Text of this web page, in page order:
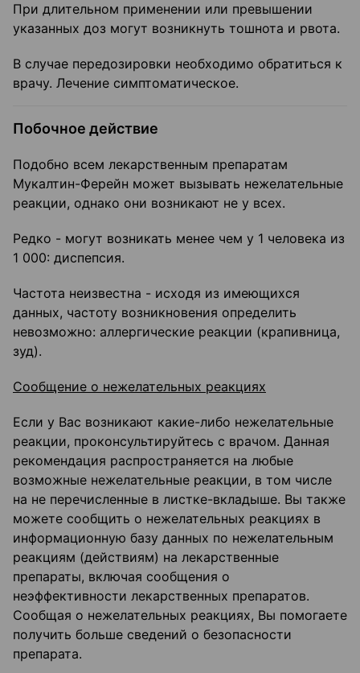
При длительном применении или превышении
указанных доз могут возникнуть тошнота и рвота.
В случае передозировки необходимо обратиться к
врачу. Лечение симптоматическое.
Побочное действие
Подобно всем лекарственным препаратам
Мукалтин-Ферейн может вызывать нежелательные
реакции, однако они возникают не у всех.
Редко - могут возникать менее чем у 1 человека из
1 000: диспепсия.
Частота неизвестна - исходя из имеющихся
данных, частоту возникновения определить
невозможно: аллергические реакции (крапивница,
зуд).
Сообщение о нежелательных реакциях
Если у Вас возникают какие-либо нежелательные
реакции, проконсультируйтесь с врачом. Данная
рекомендация распространяется на любые
возможные нежелательные реакции, в том числе
на не перечисленные в листке-вкладыше. Вы также
можете сообщить о нежелательных реакциях в
информационную базу данных по нежелательным
реакциям (действиям) на лекарственные
препараты, включая сообщения о
неэффективности лекарственных препаратов.
Сообщая о нежелательных реакциях, Вы помогаете
получить больше сведений о безопасности
препарата.